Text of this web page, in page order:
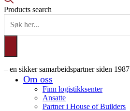
Products search
– en sikker samarbeidspartner siden 1987
Om oss
Finn logistikksenter
Ansatte
Partner i House of Builders